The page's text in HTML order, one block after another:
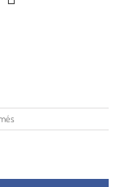
Le
illustration